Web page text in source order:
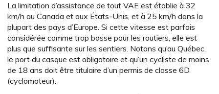
La limitation d’assistance de tout VAE est établie à 32
km/h au Canada et aux États-Unis, et à 25 km/h dans la
plupart des pays d’Europe. Si cette vitesse est parfois
considérée comme trop basse pour les routiers, elle est
plus que suffisante sur les sentiers. Notons qu’au Québec,
le port du casque est obligatoire et qu’un cycliste de moins
de 18 ans doit être titulaire d’un permis de classe 6D
(cyclomoteur).